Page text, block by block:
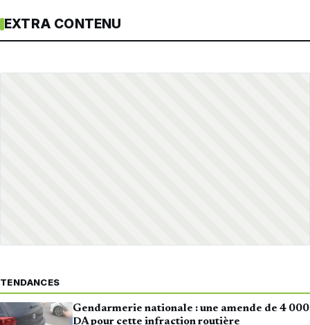
EXTRA CONTENU
TENDANCES
Gendarmerie nationale : une amende de 4 000
DA pour cette infraction routière